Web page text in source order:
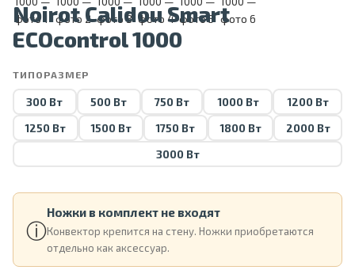
Noirot Calidou Smart
ECOcontrol 1000
ТИПОРАЗМЕР
300 Вт 500 Вт 750 Вт 1000 Вт
1200 Вт
1250 Вт
1500 Вт 1750 Вт 1800 Вт
2000 Вт
3000 Вт
ⓘ
Ножки в комплект не входят
Конвектор крепится на стену. Ножки приобретаются
отдельно как аксессуар.